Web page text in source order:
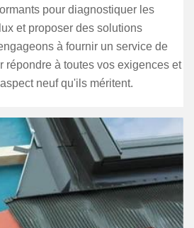
pour diagnostiquer les
et proposer des solutions
à fournir un service de
répondre à toutes vos exigences et
neuf qu'ils méritent.